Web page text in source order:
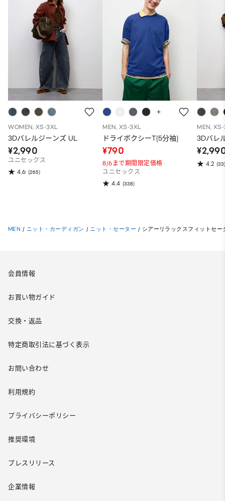
WOMEN, XS-3XL
3Dバレルジーンズ UL
¥2,990
ユニセックス
4.6 (265)
MEN, XS-3XL
ドライボクシーT(5分袖)
¥790
8/6まで期間限定価格
ユニセックス
4.4 (338)
MEN,
3Dバレ
4.2 (33)
MEN / ニット・カーディガン / ニット・セーター / シアーリラックスフィットセー
会員情報
お買い物ガイド
交換・返品
特定商取引法に基づく表示
お問い合わせ
利用規約
プライバシーポリシー
推奨環境
プレスリリース
企業情報